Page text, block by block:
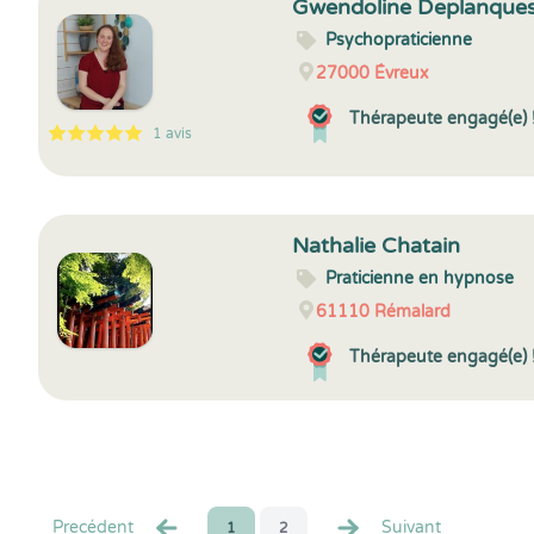
5
1
5
1 1 avis
Gwendoline
Psychopraticienne
27000 Évreux
Thérapeute engagé(e)
Nathalie Chatain
Praticienne en hypnose
61110 Rémalard
Thérapeute engagé(e)
Precédent 1 2 Suivant